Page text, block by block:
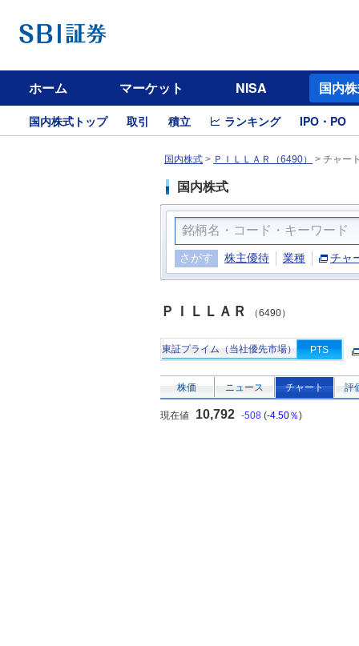
ホーム マーケット NISA 国内
国内株式トップ 取引 積立 ランキング IPO・PO
国内株式 > ＰＩＬＬＡＲ（6490） > チャー
国内株式
さがす 株主優待 業種 チャ
ＰＩＬＬＡＲ （6490）
東証プライム（当社優先市場） PTS
株価 ニュース チャート 評
現在値 10,792 -508 (-4.50％)